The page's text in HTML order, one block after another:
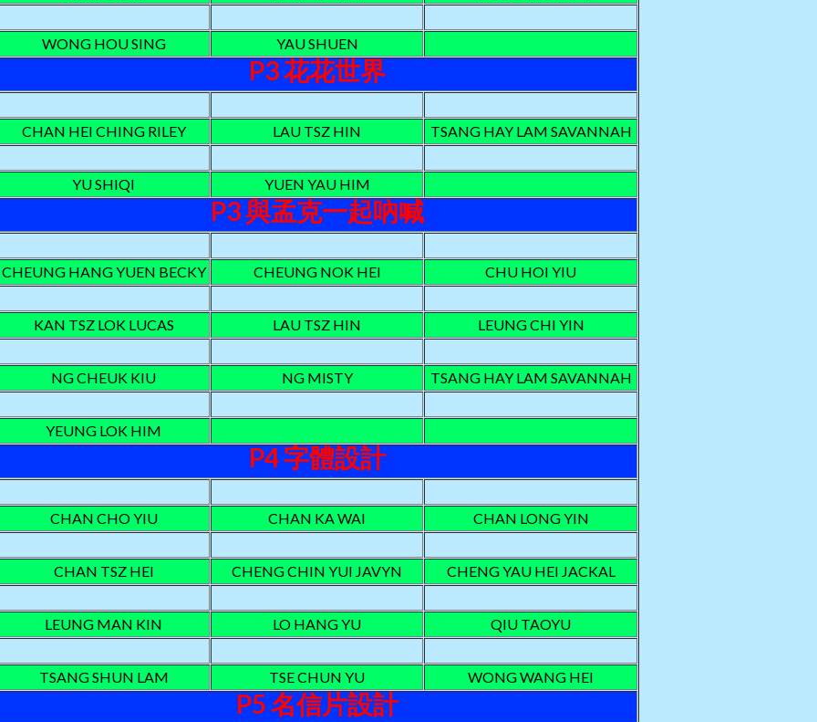
WONG HOU SING YAU SHUEN
P3 花花世界
CHAN HEI CHING RILEY LAU TSZ HIN TSANG HAY LAM SAVANNAH
YU SHIQI YUEN YAU HIM
P3 與孟克一起吶喊
CHEUNG HANG YUEN BECKY CHEUNG NOK HEI CHU HOI YIU
KAN TSZ LOK LUCAS LAU TSZ HIN LEUNG CHI YIN
NG CHEUK KIU NG MISTY TSANG HAY LAM SAVANNAH
YEUNG LOK HIM
P4 字體設計
CHAN CHO YIU CHAN KA WAI CHAN LONG YIN
CHAN TSZ HEI CHENG CHIN YUI JAVYN CHENG YAU HEI JACKAL
LEUNG MAN KIN LO HANG YU QIU TAOYU
TSANG SHUN LAM TSE CHUN YU WONG WANG HEI
P5 名信片設計